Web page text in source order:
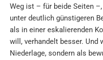
Weg ist – für beide Seiten
unter deutlich günstigeren
als in einer eskalierenden
will, verhandelt besser. Und
Niederlage, sondern als